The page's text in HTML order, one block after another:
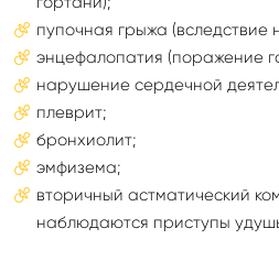
пупочная грыжа
энцефалопатия (поражение
нарушение сердечной
плеврит;
бронхиолит;
эмфизема;
вторичный астматический
наблюдаются приступы